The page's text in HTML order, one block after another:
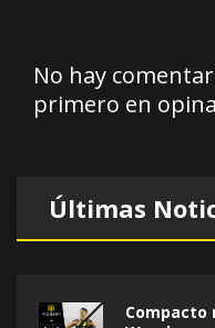
No hay
primero en
Últimas
Compacto